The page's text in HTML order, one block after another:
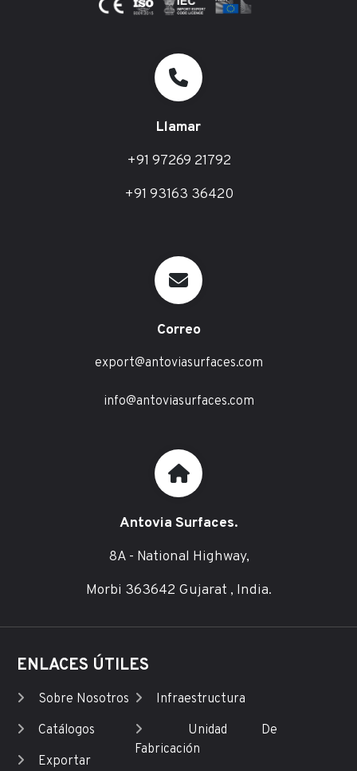
Llamar
+91 97269 21792
+91 93163 36420
Correo
export@antoviasurfaces.com
info@antoviasurfaces.com
Antovia Surfaces.
8A - National Highway,
Morbi 363642 Gujarat , India.
ENLACES ÚTILES
Sobre Nosotros
Catálogos
Exportar
Infraestructura
Unidad De
Fabricación